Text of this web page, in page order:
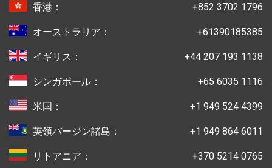
香港：
+852 3702 1796
オーストラリア： +61390185385
イギリス： +44 207 193 1138
シンガポール： +65 6035 1116
米国： +1 949 524 4399
英領バージン諸島： +1 949 864 6011
リトアニア： +370 5214 0765